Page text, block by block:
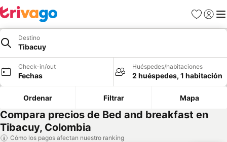
Favoritos
Iniciar
Destino
Tibacuy
Check-in/out
Fechas
Huéspedes/habitaciones
2 huéspedes, 1 habitación
Ordenar Filtrar Mapa
Compara precios de Bed and breakfast en
Tibacuy, Colombia
Cómo los pagos afectan nuestro ranking